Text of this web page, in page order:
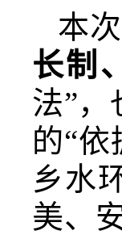
本
长制
法”，
的“
乡水
美、